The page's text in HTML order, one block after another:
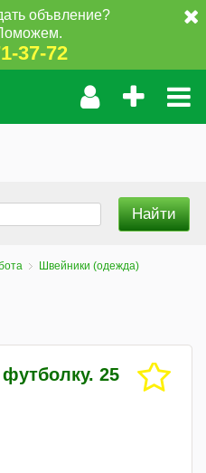
объвление?
37-72
Швейники (одежда)
25